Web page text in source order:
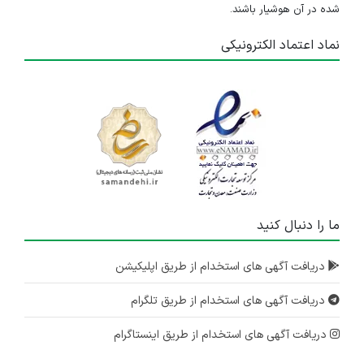
شده در آن هوشیار باشند.
نماد اعتماد الکترونیکی
ما را دنبال کنید
دریافت آگهی های استخدام از طریق اپلیکیشن
دریافت آگهی های استخدام از طریق تلگرام
دریافت آگهی های استخدام از طریق اینستاگرام